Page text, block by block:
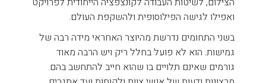
ואפילו לגישה הפילוסופית ולהשקפת העולם.
בשני התחומים נדרשת מהיוצר האחראי מידה רבה של
גמישות. הוא לא פועל בחלל ריק ויש הרבה מאוד
גורמים שאינם תלויים בו שהוא חייב להתחשב בהם.